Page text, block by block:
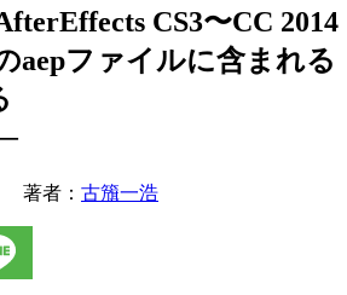
CS3〜CC 2014
aepファイルに含まれる
著者： 古籏一浩